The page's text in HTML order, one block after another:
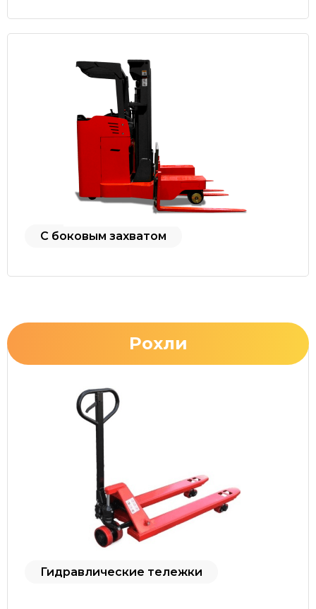
С боковым захватом
Рохли
Гидравлические тележки